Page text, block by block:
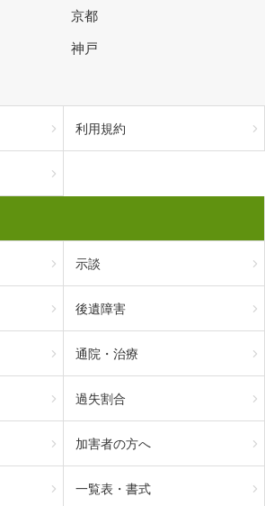
京都
神戸
利用規約
示談
後遺障害
通院・治療
過失割合
加害者の方へ
一覧表・書式